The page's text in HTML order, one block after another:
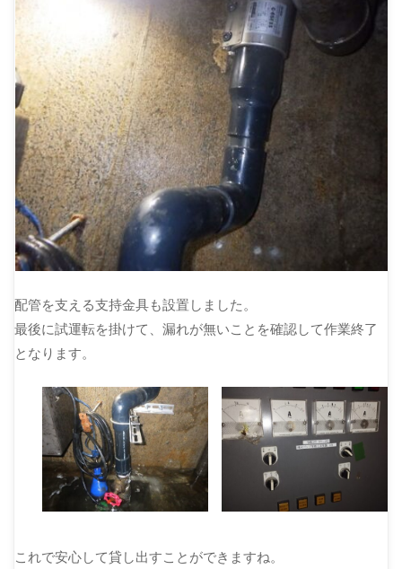
配管を支える支持金具も設置しました。
最後に試運転を掛けて、漏れが無いことを確認して作業終了
となります。
これで安心して貸し出すことができますね。